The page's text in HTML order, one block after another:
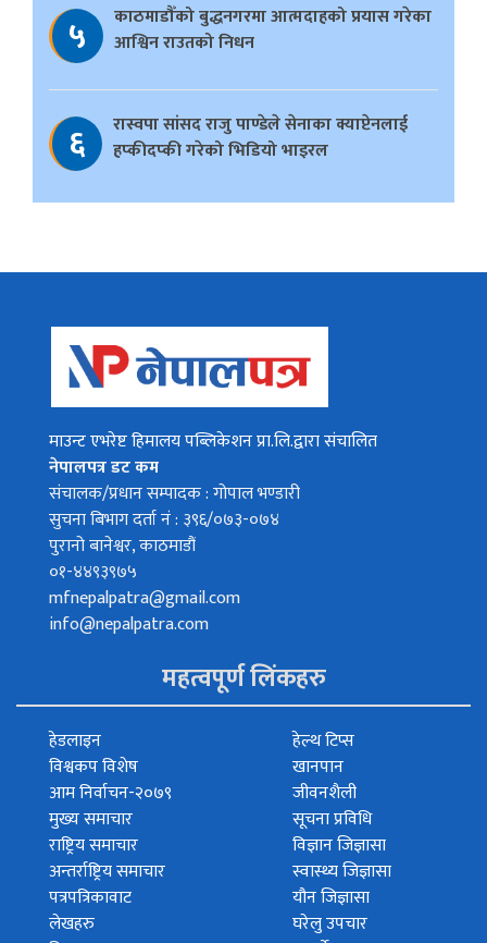
५
काठमाडौँको बुद्धनगरमा आत्मदाहको प्रयास गरेका
आश्विन राउतको निधन
६
रास्वपा सांसद राजु पाण्डेले सेनाका क्याप्टेनलाई
हप्कीदप्की गरेको भिडियो भाइरल
माउन्ट एभरेष्ट हिमालय पब्लिकेशन प्रा.लि.द्वारा संचालित
नेपालपत्र डट कम
संचालक/प्रधान सम्पादक : गोपाल भण्डारी
सुचना बिभाग दर्ता नं : ३९६/०७३-०७४
पुरानो बानेश्वर, काठमाडौं
०१-४४९३९७५
mfnepalpatra@gmail.com
info@nepalpatra.com
महत्वपूर्ण लिंकहरु
हेडलाइन
विश्वकप विशेष
आम निर्वाचन-२०७९
मुख्य समाचार
राष्ट्रिय समाचार
अन्तर्राष्ट्रिय समाचार
पत्रपत्रिकावाट
लेखहरु
हेल्थ टिप्स
खानपान
जीवनशैली
सूचना प्रविधि
विज्ञान जिज्ञासा
स्वास्थ्य जिज्ञासा
यौन जिज्ञासा
घरेलु उपचार